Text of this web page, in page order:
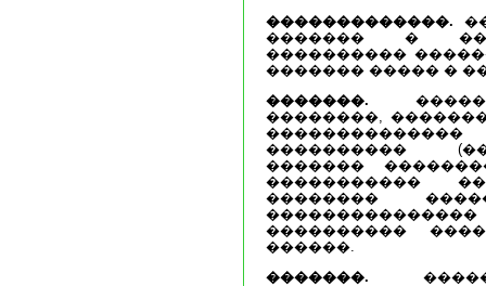
�������������.
������� �
����������
������� ����� �
�������.
��������,
����������
�������
�����������
��������
����������
������.
�������.